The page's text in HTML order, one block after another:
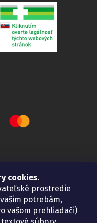
cookies.
prostredie
potrebám,
vašom prehliadači)